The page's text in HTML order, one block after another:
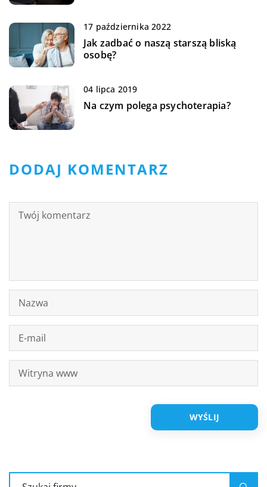
17 października 2022
Jak zadbać o naszą starszą bliską
osobę?
04 lipca 2019
Na czym polega psychoterapia?
DODAJ KOMENTARZ